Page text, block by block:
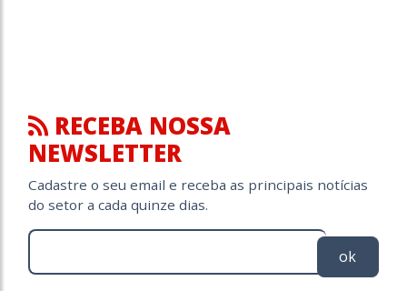
RECEBA NOSSA
NEWSLETTER
Cadastre o seu email e receba as principais notícias
do setor a cada quinze dias.
ok